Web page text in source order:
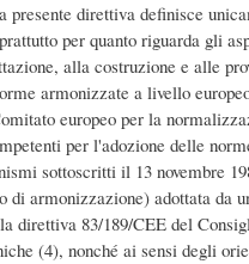
presente direttiva definisce
per quanto riguarda gli
alla costruzione e alle
armonizzate a livello
europeo per la
per l'adozione delle
sottoscritti il 13 novembre
di armonizzazione) adottata
direttiva 83/189/CEE del
(4), nonché ai sensi degli